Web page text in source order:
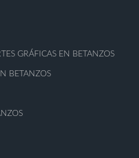
GRÁFICAS EN BETANZOS
BETANZOS